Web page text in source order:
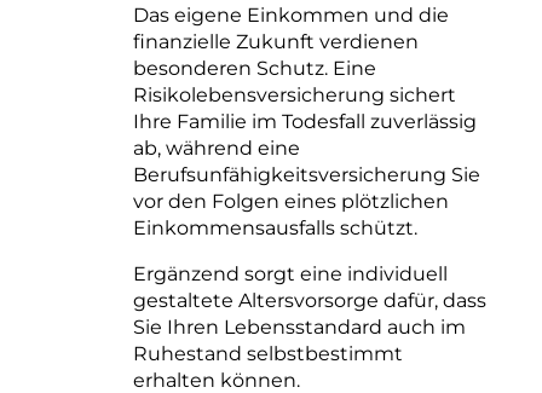
Das eigene Einkommen und die
finanzielle Zukunft verdienen
besonderen Schutz. Eine
Risikolebensversicherung sichert
Ihre Familie im Todesfall zuverlässig
ab, während eine
Berufsunfähigkeitsversicherung Sie
vor den Folgen eines plötzlichen
Einkommensausfalls schützt.
Ergänzend sorgt eine individuell
gestaltete Altersvorsorge dafür, dass
Sie Ihren Lebensstandard auch im
Ruhestand selbstbestimmt
erhalten können.